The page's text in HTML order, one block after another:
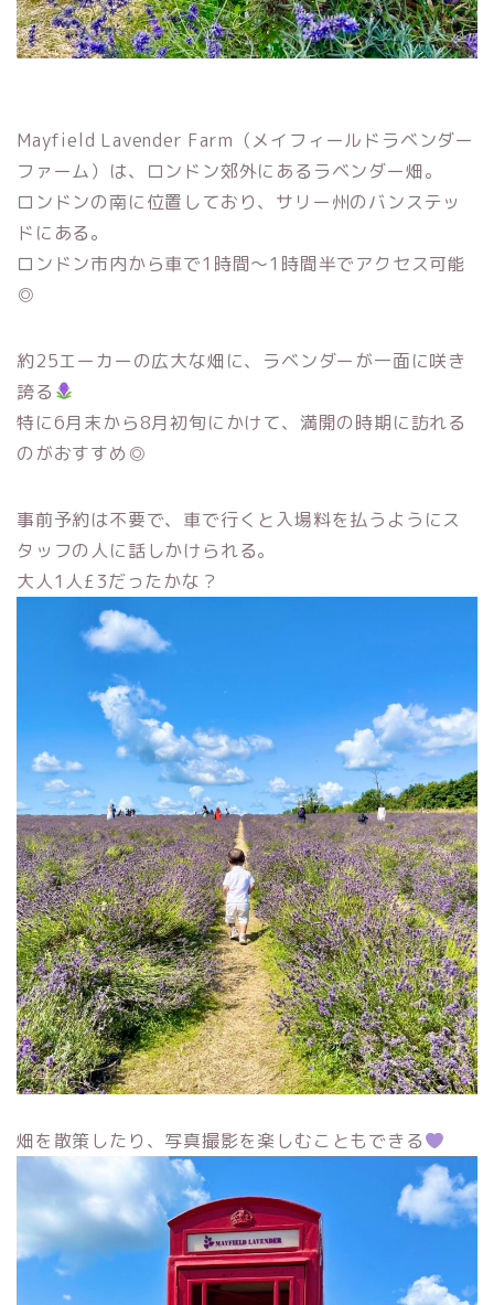
Mayfield Lavender Farm（メイフィールドラベンダー
ファーム）は、ロンドン郊外にあるラベンダー畑。
ロンドンの南に位置しており、サリー州のバンステッ
ドにある。
ロンドン市内から車で1時間〜1時間半でアクセス可能
◎
約25エーカーの広大な畑に、ラベンダーが一面に咲き
誇る
特に6月末から8月初旬にかけて、満開の時期に訪れる
のがおすすめ◎
事前予約は不要で、車で行くと入場料を払うようにス
タッフの人に話しかけられる。
大人1人£3だったかな？
畑を散策したり、写真撮影を楽しむこともできる